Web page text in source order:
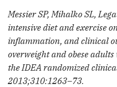
Messier SP, Mihalko SL,
intensive diet and exercise
inflammation, and clinical
overweight and obese
the IDEA randomized
2013;310:1263–73.